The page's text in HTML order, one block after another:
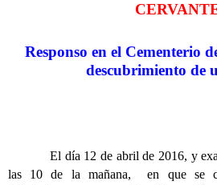
Responso en el Cementerio
descubrimiento de
El día 12 de abril de 2016, y
las 10 de la mañana, en que se